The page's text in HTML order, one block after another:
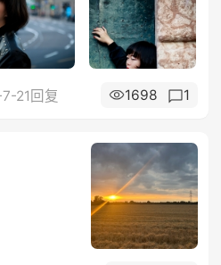
21回复 1698 1